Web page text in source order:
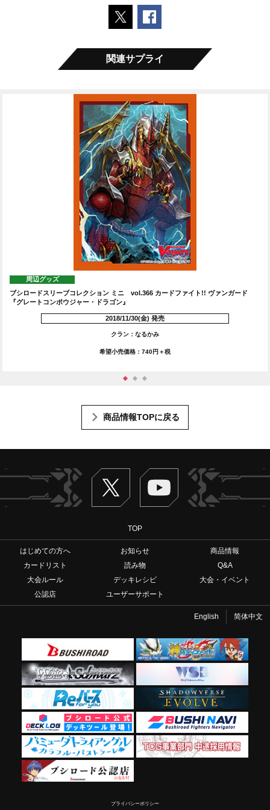
ポストする
関連サプライ
ブコレクション ミニ vol.366 カードファイト!! ヴァンガード
ウジャー・ドラゴン』
希望小売価格：740円＋税
デッキホルダー
商品情報TOPに戻る
Twitter ヴァンガードch
TOP
はじめての方へ お知らせ
商品情報
カードリスト
読み物
Q&A
大会ルール
デッキレシピ
大会・イベント
公認店
ユーザーサポート
English 简体中文
プライバシーポリシー